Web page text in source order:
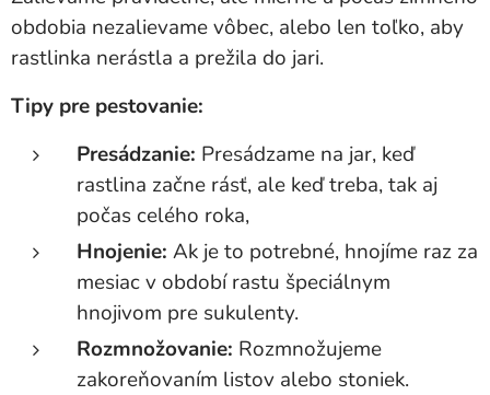
obdobia nezalievame vôbec, alebo len toľko, aby
rastlinka nerástla a prežila do jari.
Tipy pre pestovanie:
Presádzanie: Presádzame na jar, keď
rastlina začne rásť, ale keď treba, tak aj
počas celého roka,
Hnojenie: Ak je to potrebné, hnojíme raz za
mesiac v období rastu špeciálnym
hnojivom pre sukulenty.
Rozmnožovanie: Rozmnožujeme
zakoreňovaním listov alebo stoniek.